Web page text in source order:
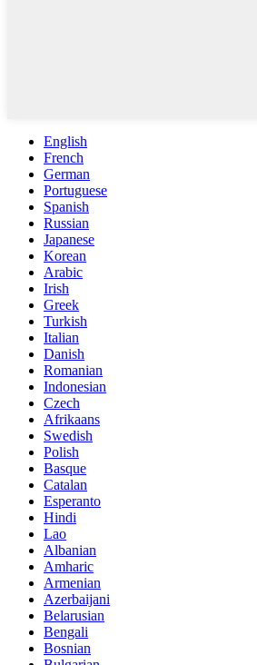
English
French
German
Portuguese
Spanish
Russian
Japanese
Korean
Arabic
Irish
Greek
Turkish
Italian
Danish
Romanian
Indonesian
Czech
Afrikaans
Swedish
Polish
Basque
Catalan
Esperanto
Hindi
Lao
Albanian
Amharic
Armenian
Azerbaijani
Belarusian
Bengali
Bosnian